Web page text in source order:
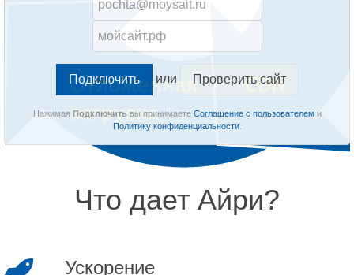
или Проверить сайт
Нажимая Подключитьвы принимаете Соглашение с пользователем и
Политику конфиденциальности.
Что дает Айри?
Ускорение